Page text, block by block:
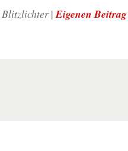
Blitzlichter | Eigenen